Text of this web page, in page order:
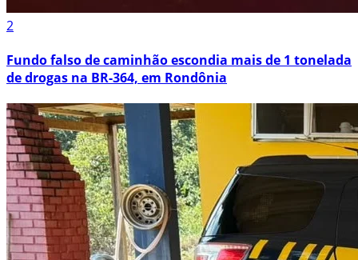
2
Fundo falso de caminhão escondia mais de 1 tonelada
de drogas na BR-364, em Rondônia